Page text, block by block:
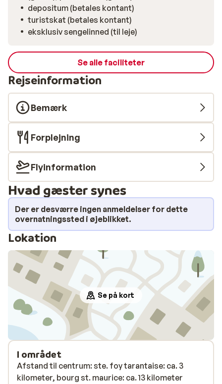
Sainte-Foy-Tarentaise og Bourg-Saint-Maurice byder
på endnu flere spisesteder samt nogle butikker.
depositum (betales kontant)
turistskat (betales kontant)
eksklusiv sengelinned (til leje)
Se alle faciliteter
Rejseinformation
Bemærk
Forplejning
Flyinformation
Hvad gæster synes
Der er desværre ingen anmeldelser for dette
overnatningssted i øjeblikket.
Lokation
Se på kort
I området
Afstand til centrum: ste. foy tarantaise: ca. 3
kilometer, bourg st. maurice: ca. 13 kilometer